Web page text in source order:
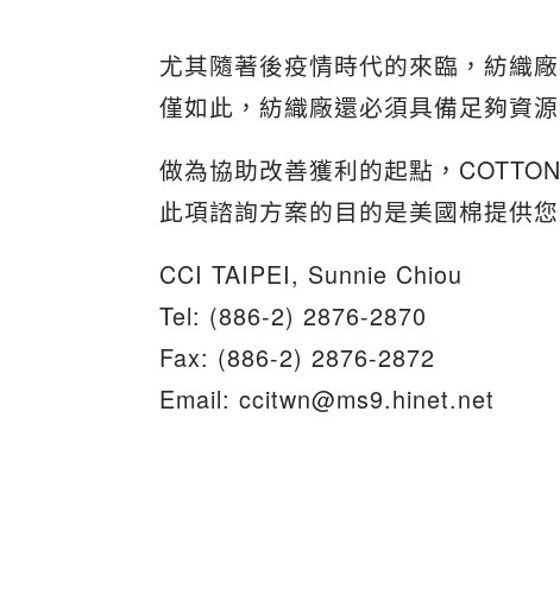
尤其隨著後疫情時代的來臨，紡織
僅如此，紡織廠還必須具備足夠資
做為協助改善獲利的起點，
此項諮詢方案的目的是美國棉提供
CCI TAIPEI, Sunnie Chiou
Tel: (886-2) 2876-2870
Fax: (886-2) 2876-2872
Email: ccitwn@ms9.hinet.net